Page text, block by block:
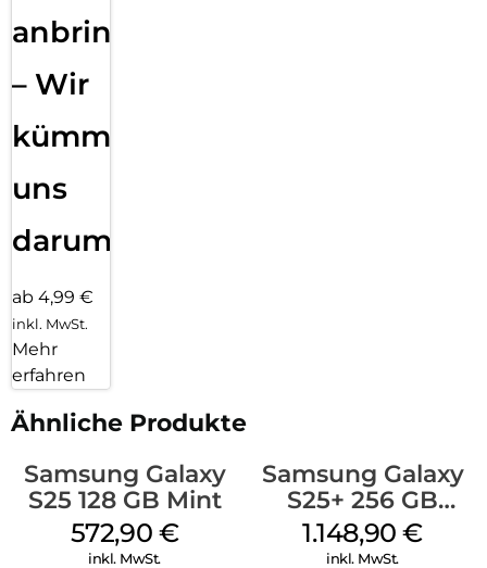
anbringen
– Wir
kümmern
uns
darum!
ab 4,99 €
inkl. MwSt.
Mehr
erfahren
Ähnliche Produkte
Samsung Galaxy
S25 128 GB Mint
572,90 €
inkl. MwSt.
Samsung Galaxy
S25+ 256 GB
Icyblue
1.148,90€
inkl. MwSt.